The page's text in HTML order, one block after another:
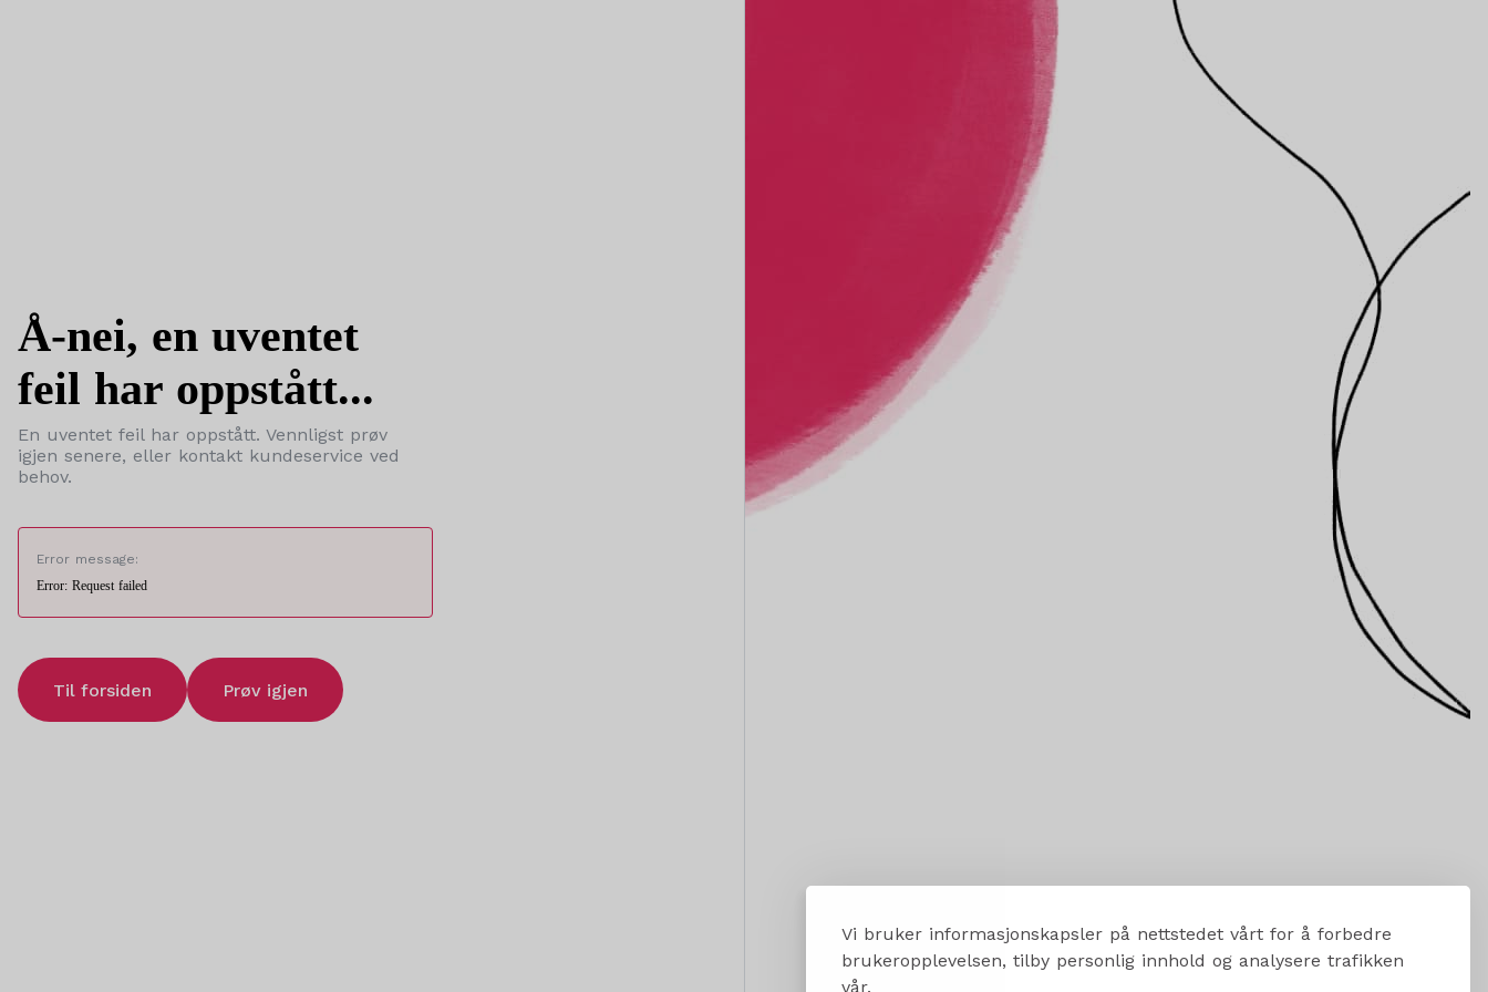
Vi bruker informasjonskapsler på nettstedet vårt for å forbedre
brukeropplevelsen, tilby personlig innhold og analysere trafikken
vår.
Å-nei, en uventet
feil har oppstått...
En uventet feil har oppstått. Vennligst prøv
igjen senere, eller kontakt kundeservice ved
behov.
Error message:
Error: Request failed
Til forsiden Prøv igjen